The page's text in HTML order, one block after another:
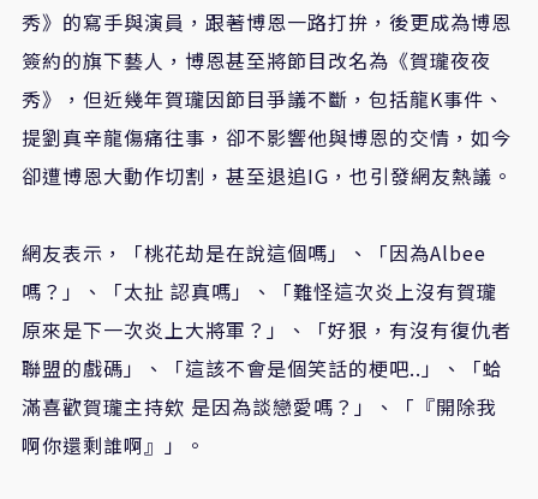
秀》的寫手與演員，跟著博恩一路打拚，後更成為博恩
簽約的旗下藝人，博恩甚至將節目改名為《賀瓏夜夜
秀》，但近幾年賀瓏因節目爭議不斷，包括龍K事件、
提劉真辛龍傷痛往事，卻不影響他與博恩的交情，如今
卻遭博恩大動作切割，甚至退追IG，也引發網友熱議。
網友表示，「桃花劫是在說這個嗎」、「因為Albee
嗎？」、「太扯 認真嗎」、「難怪這次炎上沒有賀瓏
原來是下一次炎上大將軍？」、「好狠，有沒有復仇者
聯盟的戲碼」、「這該不會是個笑話的梗吧..」、「蛤
滿喜歡賀瓏主持欸 是因為談戀愛嗎？」、「『開除我
啊你還剩誰啊』」。